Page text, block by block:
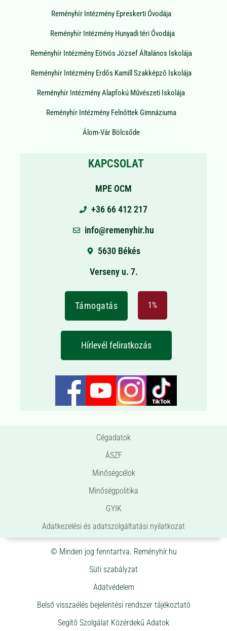
Reményhír Intézmény Epreskerti Óvodája
Reményhír Intézmény Hunyadi téri Óvodája
Reményhír Intézmény Eötvös József Általános Iskolája
Reményhír Intézmény Erdős Kamill Szakképző Iskolája
Reményhír Intézmény Alapfokú Művészeti Iskolája
Reményhír Intézmény Felnőttek Gimnáziuma
Álom-Vár Bölcsőde
KAPCSOLAT
MPE OCM
+36 66 412 217
info@remenyhir.hu
5630 Békés
Verseny u. 7.
Támogatás 1%
Hírlevél feliratkozás
Cégadatok
ÁSZF
Minőségcélok
Minőségpolitika
GYIK
Adatkezelési és adatszolgáltatási nyilatkozat
© Minden jog fenntartva. Reményhír.hu
Süti szabályzat
Adatvédelem
Belső visszaélés bejelentési rendszer tájékoztató
Segítő Szolgálat Közérdekű Adatok